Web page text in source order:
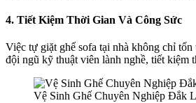
4. Tiết Kiệm Thời Gian Và Công Sức
Việc tự giặt ghế sofa tại nhà không chỉ
đội ngũ kỹ thuật viên lành nghề, tiết kiệm
Vệ Sinh Ghế Chuyên Nghiệp Đắk